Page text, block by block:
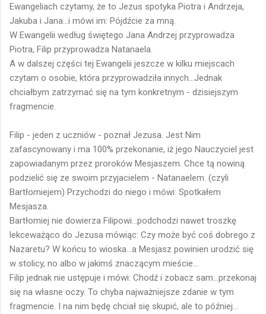
Ewangeliach czytamy, że to Jezus spotyka Piotra i Andrzeja,
Jakuba i Jana...i mówi im: Pójdźcie za mną.
W Ewangelii według świętego Jana Andrzej przyprowadza
Piotra, Filip przyprowadza Natanaela.
A w dalszej części tej Ewangelii jeszcze w kilku miejscach
czytam o osobie, która przyprowadziła innych...Jednak
chciałbym zatrzymać się na tym konkretnym - dzisiejszym
fragmencie.
Filip - jeden z uczniów - poznał Jezusa. Jest Nim
zafascynowany i ma 100% przekonanie, iż jego Nauczyciel jest
zapowiadanym przez proroków Mesjaszem. Chce tą nowiną
podzielić się ze swoim przyjacielem - Natanaelem. (czyli
Bartłomiejem) Przychodzi do niego i mówi: Spotkałem
Mesjasza.
Bartłomiej nie dowierza Filipowi...podchodzi nawet troszkę
lekceważąco do Jezusa mówiąc: Czy może być coś dobrego z
Nazaretu? W końcu to wioska...a Mesjasz powinien urodzić się
w stolicy, no albo w jakimś znaczącym mieście...
Filip jednak nie ustępuje i mówi: Chodź i zobacz sam...przekonaj
się na własne oczy. To chyba najważniejsze zdanie w tym
fragmencie. I na nim będę chciał się skupić, ale to później...